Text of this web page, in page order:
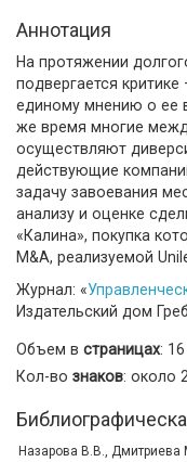
Аннотация
На протяжении
подвергается
единому мнению о ее
же время многие
осуществляют
действующие
задачу завоевания
анализу и оценке
«Калина», покупка
M&A, реализуемой
Журнал: «
Издательский дом
Объем в страницах: 16
Кол-во знаков: около